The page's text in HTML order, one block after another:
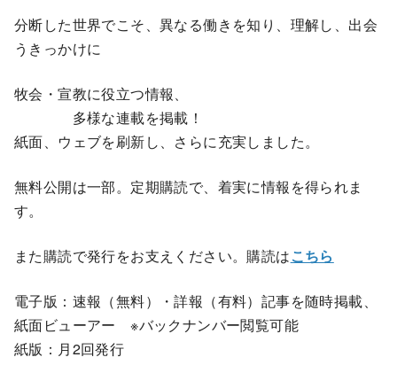
分断した世界でこそ、異なる働きを知り、理解し、出会
うきっかけに
牧会・宣教に役立つ情報、
多様な連載を掲載！
紙面、ウェブを刷新し、さらに充実しました。
無料公開は一部。定期購読で、着実に情報を得られま
す。
また購読で発行をお支えください。購読はこちら
電子版：速報（無料）・詳報（有料）記事を随時掲載、
紙面ビューアー ※バックナンバー閲覧可能
紙版：月2回発行